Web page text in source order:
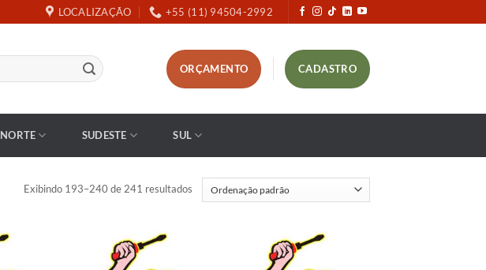
LOCALIZAÇÃO +55 (11) 94504-2992
ORÇAMENTO CADASTRO
NORTE SUDESTE SUL
Exibindo 193–240 de 241 resultados